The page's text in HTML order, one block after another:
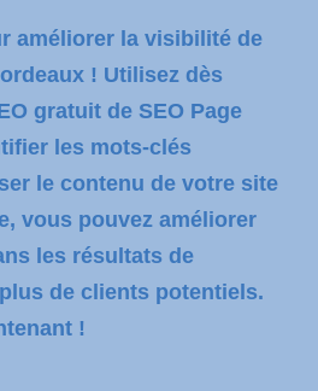
améliorer la visibilité de
! Utilisez dès
gratuit de SEO Page
les mots-clés
le contenu de votre site
vous pouvez améliorer
les résultats de
de clients potentiels.
!